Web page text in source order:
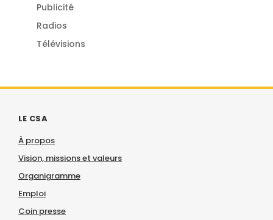
Publicité
Radios
Télévisions
LE CSA
À propos
Vision, missions et valeurs
Organigramme
Emploi
Coin presse